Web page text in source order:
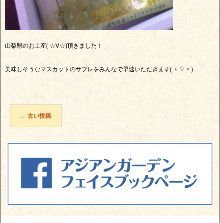
山梨県のお土産( ☆∀☆)頂きました！
美味しそうなマスカットのサブレをみんなで早速いただきます( 〃▽〃)
← 古い投稿